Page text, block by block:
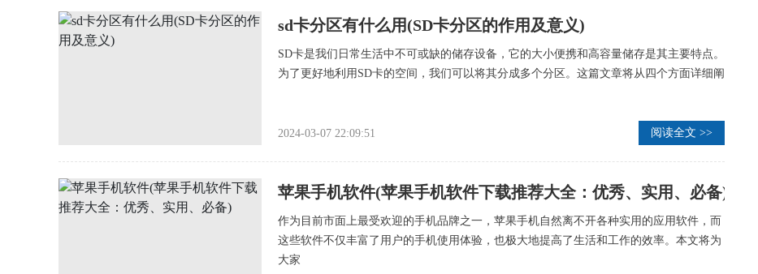
sd卡分区有什么用(SD卡分区的作用及意义)
SD卡是我们日常生活中不可或缺的储存设备，它的大小便携和高容量储存是其主要特点。
为了更好地利用SD卡的空间，我们可以将其分成多个分区。这篇文章将从四个方面详细阐
2024-03-07 22:09:51 阅读全文 >>
苹果手机软件(苹果手机软件下载推荐大全：优秀、实用、必备)
作为目前市面上最受欢迎的手机品牌之一，苹果手机自然离不开各种实用的应用软件，而
这些软件不仅丰富了用户的手机使用体验，也极大地提高了生活和工作的效率。本文将为
大家